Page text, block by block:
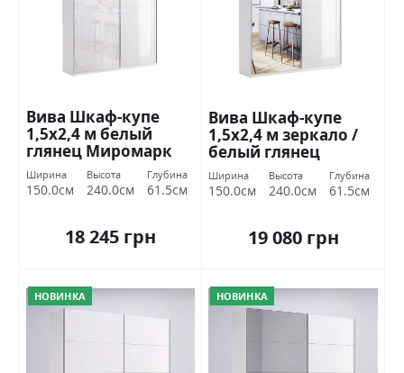
Вива Шкаф-купе
1,5х2,4 м белый
глянец Миромарк
Ширина
150.0см
Высота
240.0см
Глубина
61.5см
18 245 грн
Вива Шкаф-купе
1,5х2,4 м зеркало /
белый глянец
Миромарк
Ширина
150.0см
Высота
240.0см
Глубина
61.5см
19 080 грн
НОВИНКА НОВИНКА